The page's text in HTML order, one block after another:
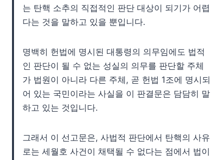
는 탄핵 소추의 직접적인 판단 대상이 되기가 어렵
다는 것을 말하고 있을 뿐입니다.
명백히 헌법에 명시된 대통령의 의무임에도 법적
인 판단이 될 수 없는 성실의 의무를 판단할 주체
가 법원이 아니라 다른 주체, 곧 헌법 1조에 명시되
어 있는 국민이라는 사실을 이 판결문은 담담히 말
하고 있는 것입니다.
그래서 이 선고문은, 사법적 판단에서 탄핵의 사유
로는 세월호 사건이 채택될 수 없다는 점에서 법이